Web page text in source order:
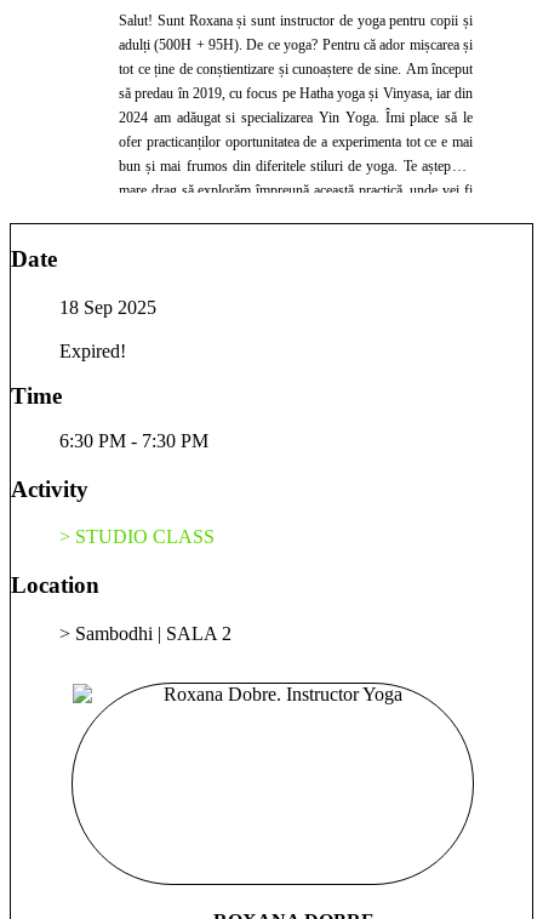
Salut! Sunt Roxana și sunt instructor de yoga pentru copii și
adulți (500H + 95H). De ce yoga? Pentru că ador mișcarea și
tot ce ține de conștientizare și cunoaștere de sine. Am început
să predau în 2019, cu focus pe Hatha yoga și Vinyasa, iar din
2024 am adăugat si specializarea Yin Yoga. Îmi place să le
ofer practicanților oportunitatea de a experimenta tot ce e mai
bun și mai frumos din diferitele stiluri de yoga. Te aștept cu
mare drag să explorăm împreună această practică, unde vei fi
Date
18 Sep 2025
Expired!
Time
6:30 PM - 7:30 PM
Activity
> STUDIO CLASS
Location
> Sambodhi | SALA 2